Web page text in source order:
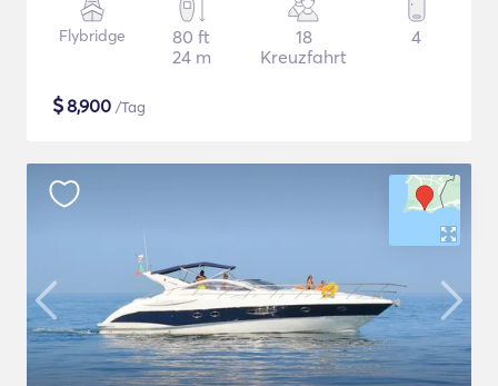
Flybridge
80 ft
24 m
18
Kreuzfahrt
4
$8,900 /Tag